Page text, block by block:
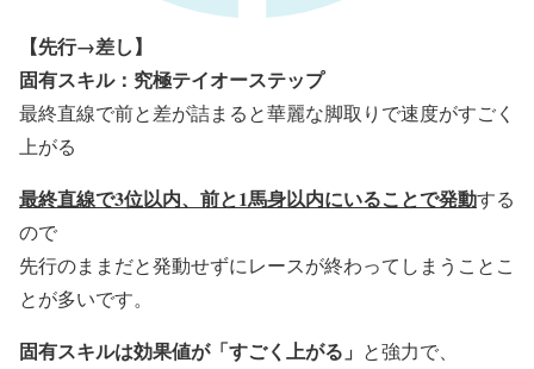
【先行→差し】
固有スキル：究極テイオーステップ
最終直線で前と差が詰まると華麗な脚取りで速度がすごく
上がる
最終直線で3位以内、前と1馬身以内にいることで発動する
ので
先行のままだと発動せずにレースが終わってしまうことこ
とが多いです。
固有スキルは効果値が「すごく上がる」 と強力で、